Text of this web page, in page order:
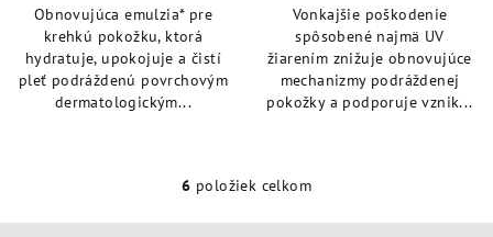
Obnovujúca emulzia* pre
krehkú pokožku, ktorá
hydratuje, upokojuje a čistí
pleť podráždenú povrchovým
dermatologickým...
Vonkajšie poškodenie
spôsobené najmä UV
žiarením znižuje obnovujúce
mechanizmy podráždenej
pokožky a podporuje vznik...
O
v
6 položiek celkom